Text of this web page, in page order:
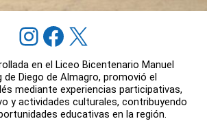
Instagram Facebook X
en el Liceo Bicentenario Manuel
de Diego de Almagro, promovió el
mediante experiencias participativas,
y actividades culturales, contribuyendo
educativas en la región.